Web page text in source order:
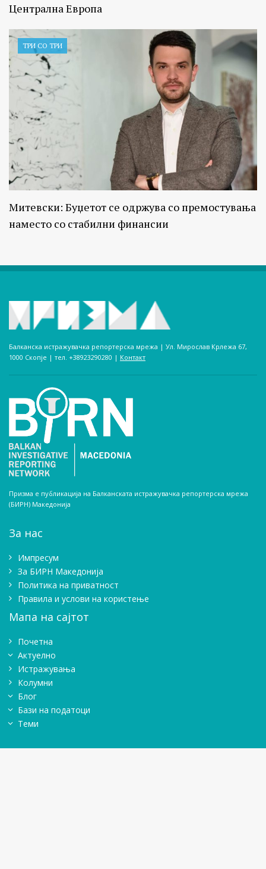
Централна Европа
ТРИ СО ТРИ
Митевски: Буџетот се одржува со премостувања
наместо со стабилни финансии
Балканска истражувачка репортерска мрежа | Ул. Мирослав Крлежа 67,
1000 Скопје | тел. +38923290280­ | Контакт
Призма е публикација на Балканската истражувачка репортерска мрежа
(БИРН) Македонија
За нас
Импресум
Зa БИРН Македонија
Политика на приватност
Правила и услови на користење
Мапа на сајтот
Почетна
Актуелно
Истражувањa
Колумни
Блог
Бази на податоци
Теми